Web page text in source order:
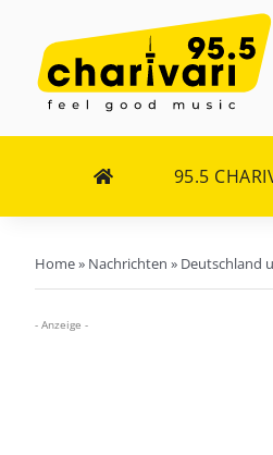
Inhalt
springen
95.5
Home» Nachrichten » Deutschland
- Anzeige -